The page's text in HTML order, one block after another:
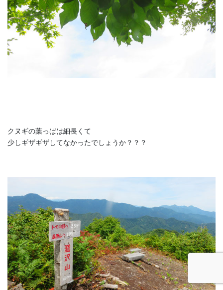
クヌギの葉っぱは細長くて
少しギザギザしてなかったでしょうか？？？